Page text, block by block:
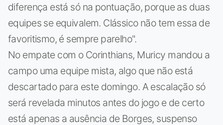
diferença está só na pontuação, porque as duas
equipes se equivalem. Clássico não tem essa de
favoritismo, é sempre parelho".
No empate com o Corinthians, Muricy mandou a
campo uma equipe mista, algo que não está
descartado para este domingo. A escalação só
será revelada minutos antes do jogo e de certo
está apenas a ausência de Borges, suspenso